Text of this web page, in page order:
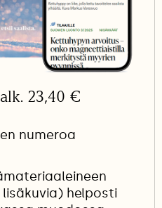
23,40 €
numeroa
helposti